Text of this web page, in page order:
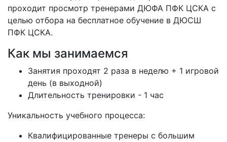
проходит просмотр тренерами ДЮФА ПФК ЦСКА с
целью отбора на бесплатное обучение в ДЮСШ
ПФК ЦСКА.
Как мы занимаемся
Занятия проходят 2 раза в неделю + 1 игровой
день (в выходной)
Длительность тренировки - 1 час
Уникальность учебного процесса:
Квалифицированные тренеры с большим